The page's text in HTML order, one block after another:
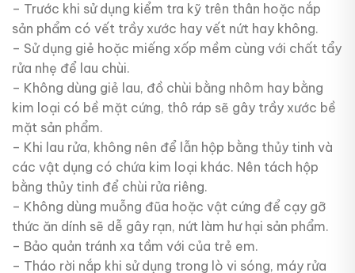
– Trước khi sử dụng kiểm tra kỹ trên thân hoặc nắp
sản phẩm có vết trầy xước hay vết nứt hay không.
– Sử dụng giẻ hoặc miếng xốp mềm cùng với chất tẩy
rửa nhẹ để lau chùi.
– Không dùng giẻ lau, đồ chùi bằng nhôm hay bằng
kim loại có bề mặt cứng, thô ráp sẽ gây trầy xước bề
mặt sản phẩm.
– Khi lau rửa, không nên để lẫn hộp bằng thủy tinh và
các vật dụng có chứa kim loại khác. Nên tách hộp
bằng thủy tinh để chùi rửa riêng.
– Không dùng muỗng đũa hoặc vật cứng để cạy gỡ
thức ăn dính sẽ dễ gây rạn, nứt làm hư hại sản phẩm.
– Bảo quản tránh xa tầm với của trẻ em.
– Tháo rời nắp khi sử dụng trong lò vi sóng, máy rửa